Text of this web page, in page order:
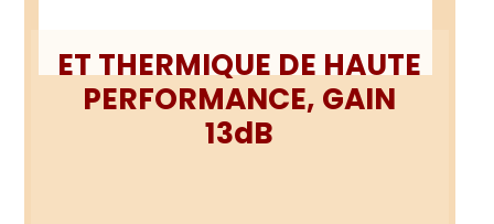
ET THERMIQUE DE HAUTE
PERFORMANCE, GAIN
13dB